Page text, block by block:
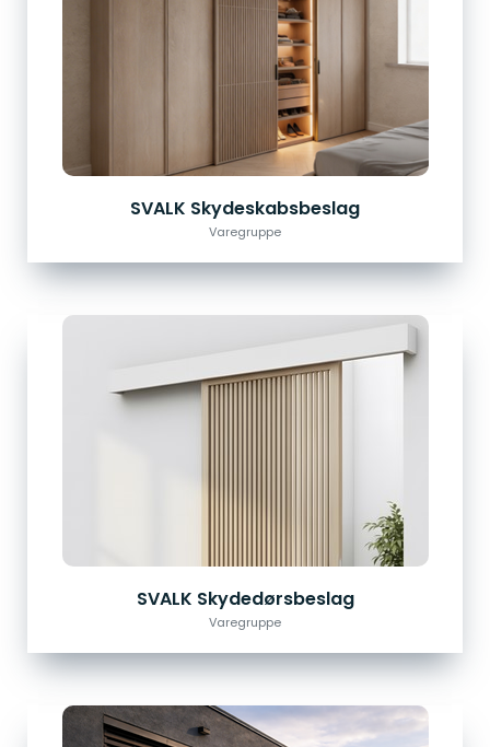
SVALK Skydeskabsbeslag
Varegruppe
SVALK Skydedørsbeslag
Varegruppe